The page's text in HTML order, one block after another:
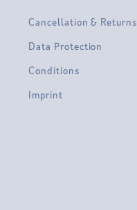
Cancellation & Returns
Data Protection
Conditions
Imprint